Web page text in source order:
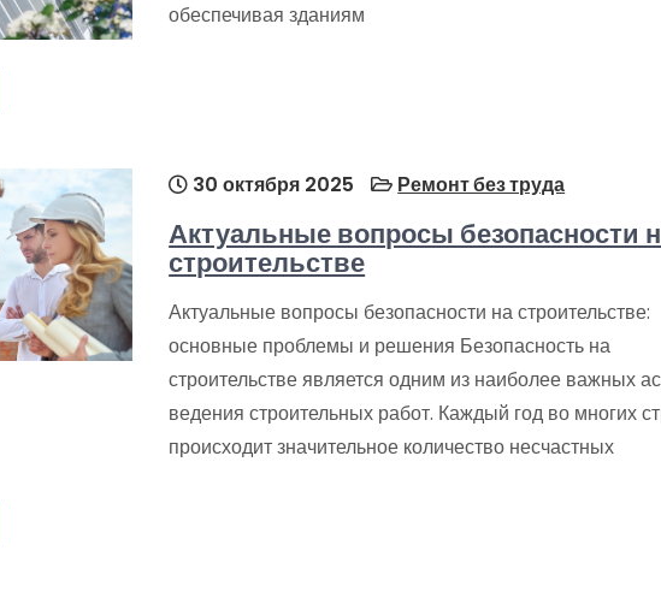
обеспечивая зданиям
30 октября 2025 Ремонт без труда
Актуальные вопросы безопасности
строительстве
Актуальные вопросы безопасности на строительстве:
основные проблемы и решения Безопасность на
строительстве является одним из наиболее важных
ведения строительных работ. Каждый год во многих
происходит значительное количество несчастных